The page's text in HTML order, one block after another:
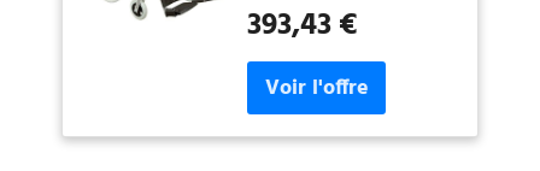
393,43 €